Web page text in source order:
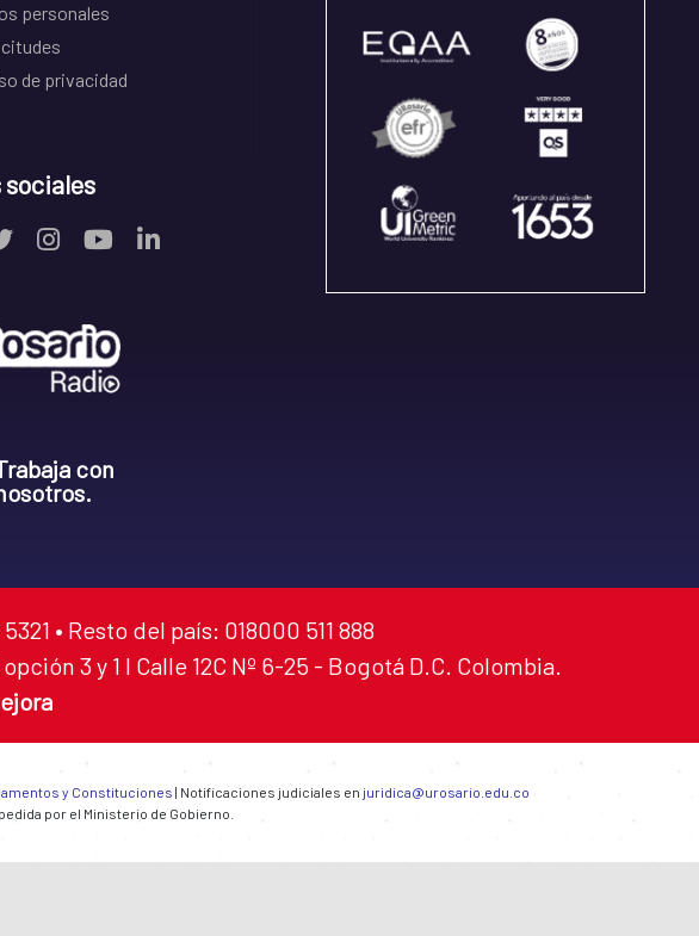
personales
de privacidad
sociales
con
• Resto del país: 018000 511 888
3 y 1 I Calle 12C Nº 6-25 - Bogotá D.C. Colombia.
y Constituciones | Notificaciones judiciales en juridica@urosario.edu.co
por el Ministerio de Gobierno.